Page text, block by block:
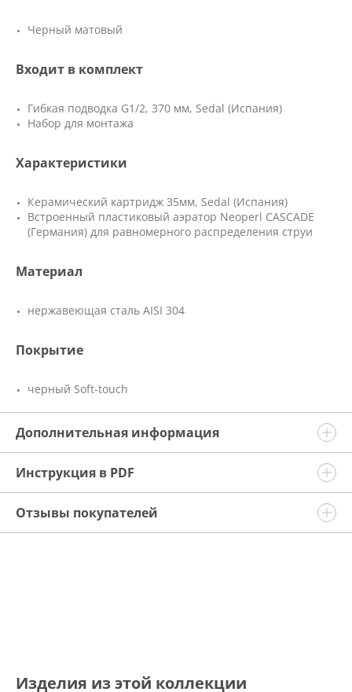
Черный матовый
Входит в комплект
Гибкая подводка G1/2, 370 мм, Sedal (Испания)
Набор для монтажа
Характеристики
Керамический картридж 35мм, Sedal (Испания)
Встроенный пластиковый аэратор Neoperl CASCADE
(Германия) для равномерного распределения струи
Материал
нержавеющая сталь AISI 304
Покрытие
черный Soft-touch
Дополнительная информация
Инструкция в PDF
Отзывы покупателей
Изделия из этой коллекции